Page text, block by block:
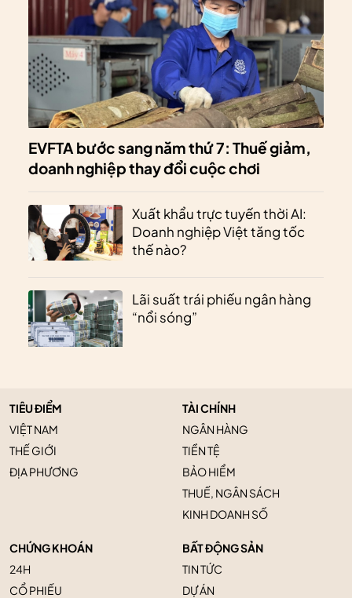
EVFTA bước sang năm thứ 7: Thuế giảm,
doanh nghiệp thay đổi cuộc chơi
Xuất khẩu trực tuyến thời AI:
Doanh nghiệp Việt tăng tốc
thế nào?
Lãi suất trái phiếu ngân hàng
“nổi sóng”
TIÊU ĐIỂM
VIỆT NAM
THẾ GIỚI
ĐỊA PHƯƠNG
TÀI CHÍNH
NGÂN HÀNG
TIỀN TỆ
BẢO HIỂM
THUẾ, NGÂN SÁCH
KINH DOANH SỐ
CHỨNG KHOÁN
24H
CỔ PHIẾU
BẤT ĐỘNG SẢN
TIN TỨC
DỰ ÁN